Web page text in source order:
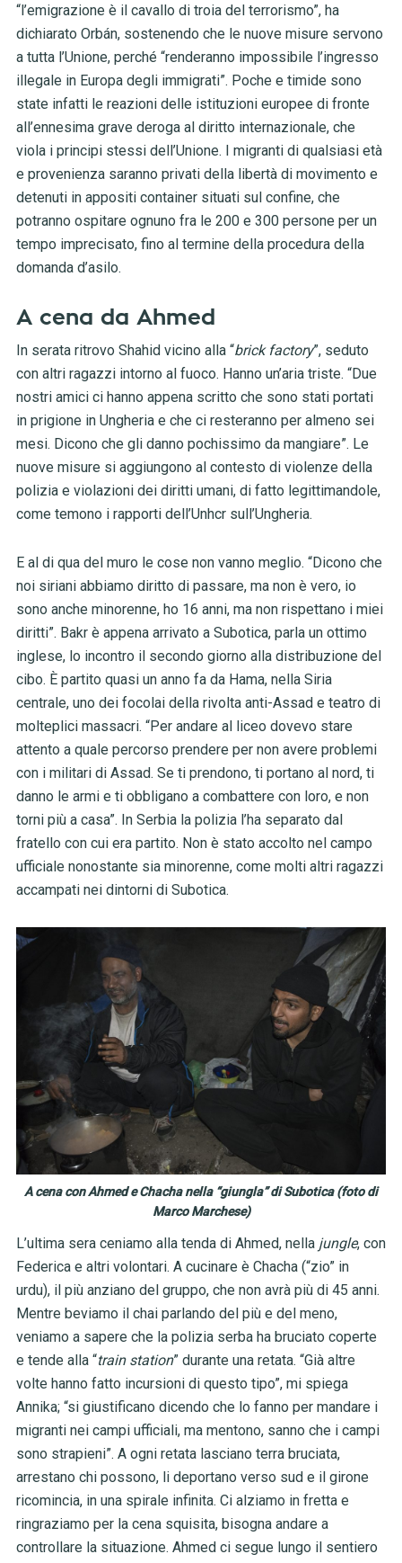
“l’emigrazione è il cavallo di troia del terrorismo”, ha
dichiarato Orbán, sostenendo che le nuove misure servono
a tutta l’Unione, perché “renderanno impossibile l’ingresso
illegale in Europa degli immigrati”. Poche e timide sono
state infatti le reazioni delle istituzioni europee di fronte
all’ennesima grave deroga al diritto internazionale, che
viola i principi stessi dell’Unione. I migranti di qualsiasi età
e provenienza saranno privati della libertà di movimento e
detenuti in appositi container situati sul confine, che
potranno ospitare ognuno fra le 200 e 300 persone per un
tempo imprecisato, fino al termine della procedura della
domanda d’asilo.
A cena da Ahmed
In serata ritrovo Shahid vicino alla “brick factory”, seduto
con altri ragazzi intorno al fuoco. Hanno un’aria triste. “Due
nostri amici ci hanno appena scritto che sono stati portati
in prigione in Ungheria e che ci resteranno per almeno sei
mesi. Dicono che gli danno pochissimo da mangiare”. Le
nuove misure si aggiungono al contesto di violenze della
polizia e violazioni dei diritti umani, di fatto legittimandole,
come temono i rapporti dell’Unhcr sull’Ungheria.
E al di qua del muro le cose non vanno meglio. “Dicono che
noi siriani abbiamo diritto di passare, ma non è vero, io
sono anche minorenne, ho 16 anni, ma non rispettano i miei
diritti”. Bakr è appena arrivato a Subotica, parla un ottimo
inglese, lo incontro il secondo giorno alla distribuzione del
cibo. È partito quasi un anno fa da Hama, nella Siria
centrale, uno dei focolai della rivolta anti-Assad e teatro di
molteplici massacri. “Per andare al liceo dovevo stare
attento a quale percorso prendere per non avere problemi
con i militari di Assad. Se ti prendono, ti portano al nord, ti
danno le armi e ti obbligano a combattere con loro, e non
torni più a casa”. In Serbia la polizia l’ha separato dal
fratello con cui era partito. Non è stato accolto nel campo
ufficiale nonostante sia minorenne, come molti altri ragazzi
accampati nei dintorni di Subotica.
A cena con Ahmed e Chacha nella “giungla” di Subotica (foto di
Marco Marchese)
L’ultima sera ceniamo alla tenda di Ahmed, nella jungle, con
Federica e altri volontari. A cucinare è Chacha (“zio” in
urdu), il più anziano del gruppo, che non avrà più di 45 anni.
Mentre beviamo il chai parlando del più e del meno,
veniamo a sapere che la polizia serba ha bruciato coperte
e tende alla “train station” durante una retata. “Già altre
volte hanno fatto incursioni di questo tipo”, mi spiega
Annika; “si giustificano dicendo che lo fanno per mandare i
migranti nei campi ufficiali, ma mentono, sanno che i campi
sono strapieni”. A ogni retata lasciano terra bruciata,
arrestano chi possono, li deportano verso sud e il girone
ricomincia, in una spirale infinita. Ci alziamo in fretta e
ringraziamo per la cena squisita, bisogna andare a
controllare la situazione. Ahmed ci segue lungo il sentiero